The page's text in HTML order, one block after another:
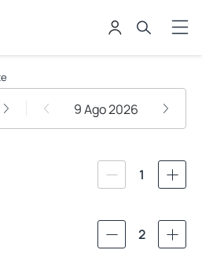
9 Ago 2026
1
2